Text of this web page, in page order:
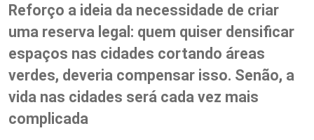
Reforço a ideia da necessidade de criar
uma reserva legal: quem quiser densificar
espaços nas cidades cortando áreas
verdes, deveria compensar isso. Senão, a
vida nas cidades será cada vez mais
complicada